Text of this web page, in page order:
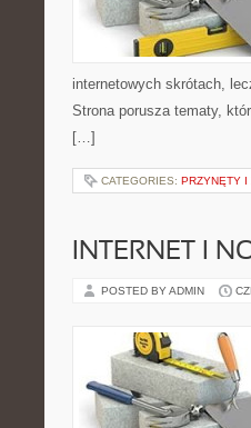
internetowych skrótach,
Strona porusza tematy,
[…]
CATEGORIES: PRZYNĘTY I
INTERNET I
POSTED BY ADMIN